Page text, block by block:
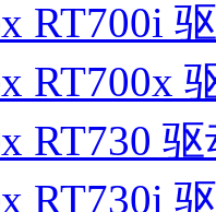
RT700i
RT700x
RT730
RT730i